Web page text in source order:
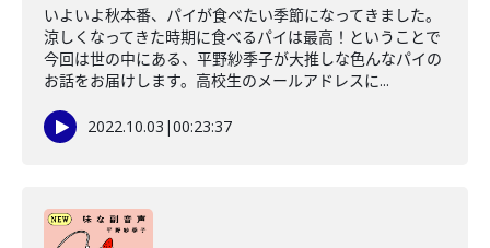
いよいよ秋本番、パイが食べたい季節になってきました。
涼しくなってきた時期に食べるパイは最高！ということで
今回は世の中にある、平野紗季子が大推しな色んなパイの
お話をお届けします。高校生のメールアドレスに...
2022.10.03 |00:23:37